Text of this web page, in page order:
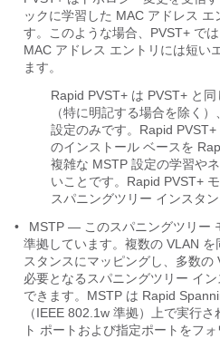
ックに学習した MAC アドレス エ
す。このような場合、PVST+ で
MAC アドレス エントリには短い
ます。
Rapid PVST+ は PVST+ と
（特に明記する場合を除く
設定のみです。Rapid
のインストール ベースを
複雑な MSTP 設定の学習や
いことです。Rapid PVST+
スパニングツリー インスタ
•
MSTP ― このスパニングツリー
準拠しています。複数の VLAN
スタンスにマッピングし、多数の
必要となるスパニングツリー イ
できます。MSTP は Rapid
（IEEE 802.1w 準拠）上で実行
ト ポートおよび指定ポートをフ